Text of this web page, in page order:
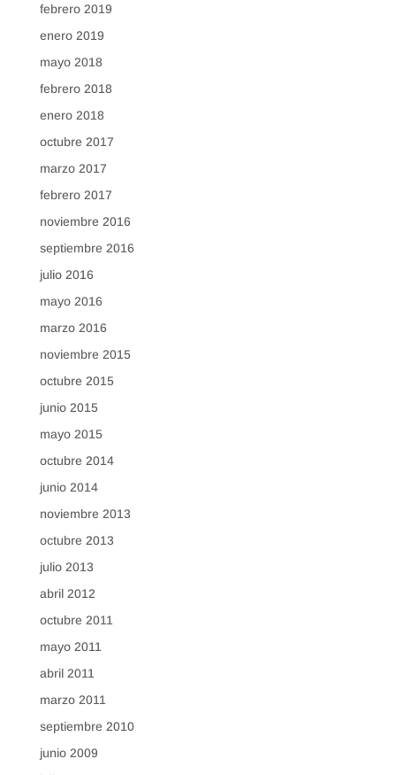
febrero 2019
enero 2019
mayo 2018
febrero 2018
enero 2018
octubre 2017
marzo 2017
febrero 2017
noviembre 2016
septiembre 2016
julio 2016
mayo 2016
marzo 2016
noviembre 2015
octubre 2015
junio 2015
mayo 2015
octubre 2014
junio 2014
noviembre 2013
octubre 2013
julio 2013
abril 2012
octubre 2011
mayo 2011
abril 2011
marzo 2011
septiembre 2010
junio 2009